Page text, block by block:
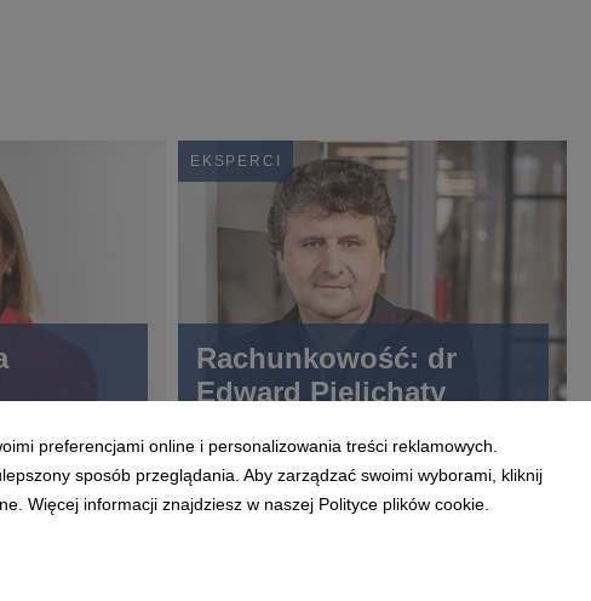
EKSPERCI
Rachunkowość: dr
Edward Pielichaty
preferencjami online i personalizowania treści reklamowych.
sposób przeglądania. Aby zarządzać swoimi wyborami, kliknij
Więcej informacji znajdziesz w naszej Polityce plików cookie.